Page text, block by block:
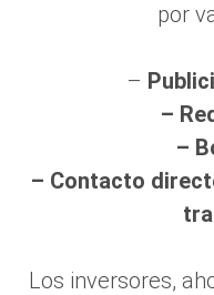
por
–
–
–
– Contacto
Los inversores,